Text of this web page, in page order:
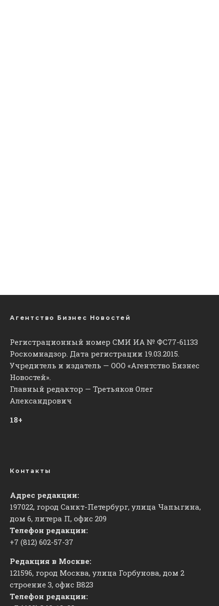
Агентство Бизнес Новостей
Регистрационный номер СМИ ИА № ФС77-61133
Роскомнадзор. Дата регистрации 19.03.2015.
Учредитель и издатель — ООО «Агентство Бизнес
Новостей».
Главный редактор — Третьяков Олег
Александрович
18+
Контакты
Адрес редакции:
197022, город Санкт-Петербург, улица Чапыгина,
дом 6, литера П, офис 209
Телефон редакции:
+7 (812) 602-57-37
Редакция в Москве:
121596, город Москва, улица Горбунова, дом 2
строение 3, офис ​В823
Телефон редакции: